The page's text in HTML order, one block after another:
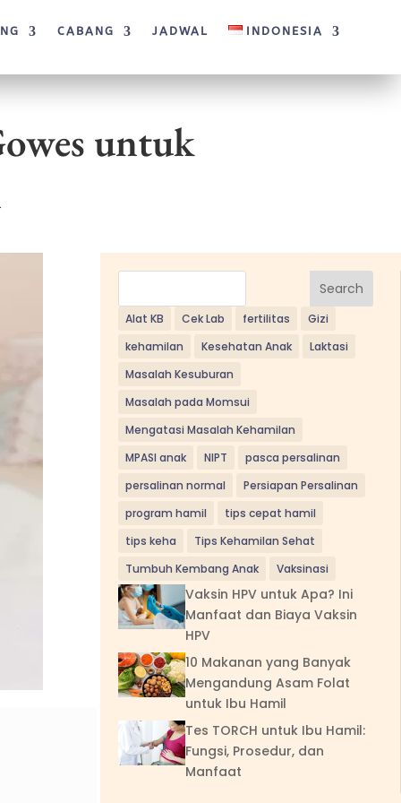
CABANG JADWAL INDONESIA
untuk
Search
Alat KB Cek Lab fertilitas
Gizi
kehamilan
Kesehatan Anak
Laktasi
Masalah Kesuburan
Masalah pada Momsui
Mengatasi Masalah Kehamilan
MPASI anak
NIPT
pasca persalinan
persalinan normal
Persiapan Persalinan
program hamil
tips cepat hamil
tips keha
Tips Kehamilan Sehat
Tumbuh Kembang Anak
Vaksinasi
Vaksin HPV untuk Apa? Ini
Manfaat dan Biaya Vaksin
HPV
10 Makanan yang Banyak
Mengandung Asam Folat
untuk Ibu Hamil
Tes TORCH untuk Ibu Hamil:
Fungsi, Prosedur, dan
Manfaat